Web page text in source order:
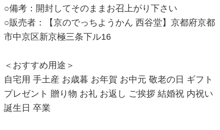
○備考：開封してそのままお召上がり下さい
○販売者：【京のでっちようかん 西谷堂】京都府京都
市中京区新京極三条下ル16
＜おすすめ用途＞
自宅用 手土産 お歳暮 お年賀 お中元 敬老の日 ギフト
プレゼント 贈り物 お礼 お返し ご挨拶 結婚祝 内祝い
誕生日 卒業